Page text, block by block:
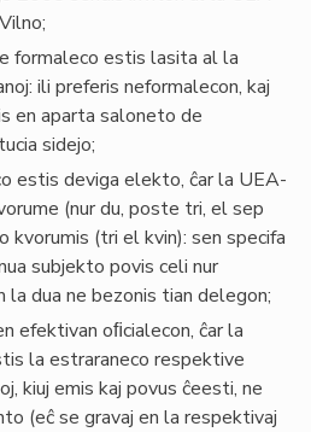
formaleco estis lasita al la
ili preferis neformalecon, kaj
en aparta saloneto de
sidejo;
estis deviga elekto, ĉar la UEA-
(nur du, poste tri, el sep
kvorumis (tri el kvin): sen specifa
subjekto povis celi nur
la dua ne bezonis tian delegon;
efektivan oﬁcialecon, ĉar la
la estraraneco respektive
kiuj emis kaj povus ĉeesti, ne
(eĉ se gravaj en la respektivaj